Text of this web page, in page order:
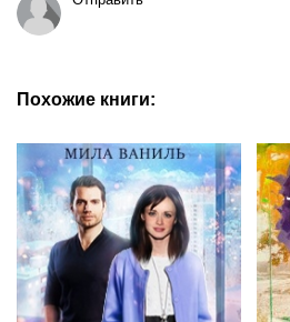
Похожие книги: